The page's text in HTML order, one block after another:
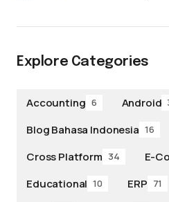
Explore Categories
Accounting 6 Android
Blog Bahasa Indonesia 16
Cross Platform 34 E-
Educational 10 ERP 71